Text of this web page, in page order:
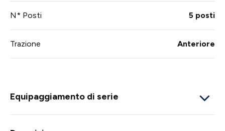
N* Posti 5 posti
Trazione Anteriore
Equipaggiamento di serie